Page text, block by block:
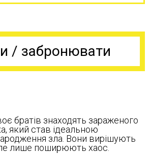
/ забронювати
братів знаходять зараженого
який став ідеальною
зла. Вони вирішують
лише поширюють хаос.